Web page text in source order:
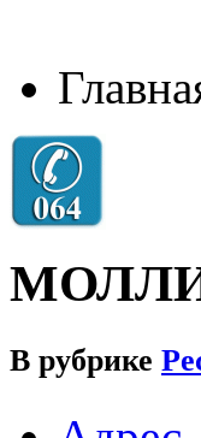
В рубрике